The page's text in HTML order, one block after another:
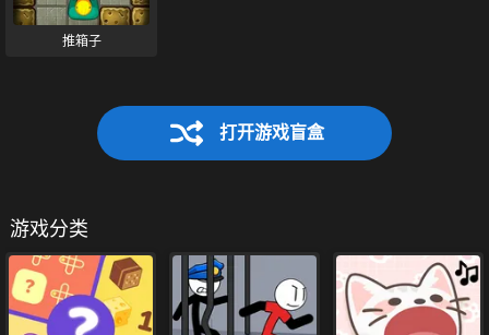
推箱子
打开游戏盲盒
游戏分类